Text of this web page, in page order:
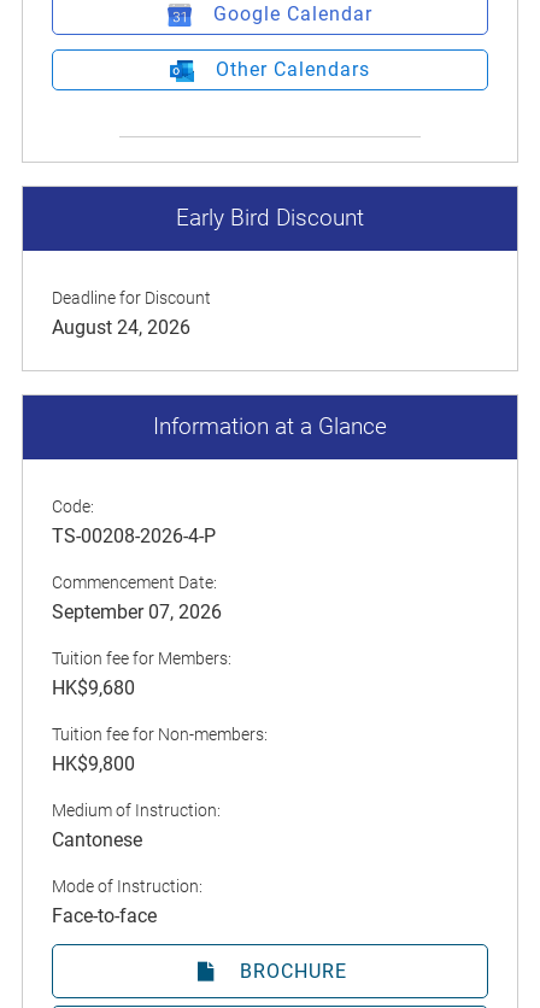
Google Calendar
Other Calendars
Early Bird Discount
Deadline for Discount
August 24, 2026
Information at a Glance
Code:
TS-00208-2026-4-P
Commencement Date:
September 07, 2026
Tuition fee for Members:
HK$9,680
Tuition fee for Non-members:
HK$9,800
Medium of Instruction:
Cantonese
Mode of Instruction:
Face-to-face
BROCHURE